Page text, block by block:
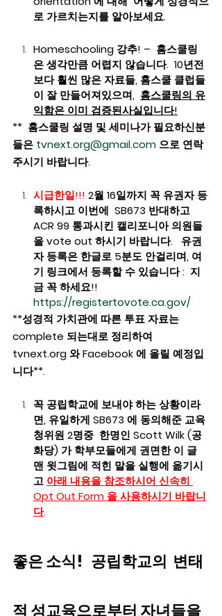
로 가르치는지를 알아보세요.
Homeschooling 강추! –  홈스쿨링
은 생각만큼 어렵지 않습니다.  10년전
보다 훨씬 많은 자료들, 홈스쿨 클럽들
이 잘 만들어져있으며, 홈스쿨링의 유
익함은 이미 검증된사실입니다!
**  홈스쿨링 설명 및 세미나가 필요하신분
들은 tvnext.org@gmail.com 으로 연락
주시기 바랍니다.
시급한일!!! 2월 16일까지 꼭 유권자 등
록하시고 이번에  SB673 반대하고
ACR 99 통과시킨 캘리포니아 의원들
을 vote out 하시기 바랍니다.   유권
자 등록은 한글로 5분도 안걸리며, 여
기 링크에서 등록할 수 있습니다 :  지
금 꼭 하세요!!
https://registertovote.ca.gov/
**성경적 가치관에 따른 투표 자료는
complete 되는대로 정리하여
tvnext.org 와 Facebook 에 올릴 예정입
니다**.
꼭 공립학교에 보내야 하는 상황이라
면, 유일하게 SB673 에 동의해준 교육
청위원 2명중  한명인 Scott Wilk (공
화당) 가 학부모들에게 권면한 이 글
맨 윗그림에 적힌 말을 실행에 옮기시
고 아래 내용을 참조하시어 신속히
Opt Out Form 을 사용하시기 바랍니
다.
좋은 소식!   공립학교의  변태
적 성교육으로부터 자녀들을